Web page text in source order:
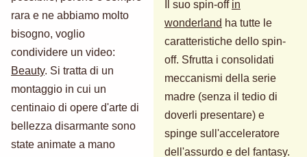
rara e ne abbiamo molto
bisogno, voglio
condividere un video:
Beauty. Si tratta di un
montaggio in cui un
centinaio di opere d'arte di
bellezza disarmante sono
state animate a mano
Il suo spin-off in
wonderland ha tutte le
caratteristiche dello spin-
off. Sfrutta i consolidati
meccanismi della serie
madre (senza il tedio di
doverli presentare) e
spinge sull'acceleratore
dell'assurdo e del fantasy.